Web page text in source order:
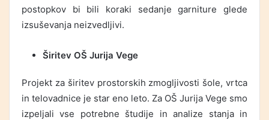
postopkov bi bili koraki sedanje garniture glede
izsuševanja neizvedljivi.
Širitev OŠ Jurija Vege
Projekt za širitev prostorskih zmogljivosti šole, vrtca
in telovadnice je star eno leto. Za OŠ Jurija Vege smo
izpeljali vse potrebne študije in analize stanja in